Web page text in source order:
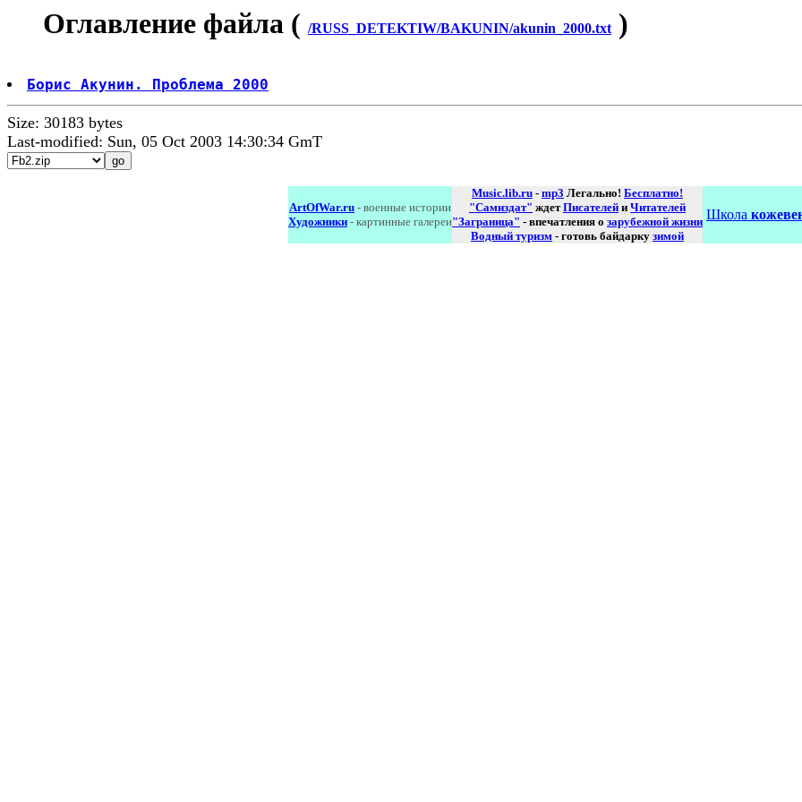
Оглавление файла ( /RUSS_DETEKTIW/BAKUNIN/akunin_2000.txt )
Борис Акунин. Проблема 2000
Size: 30183 bytes
Last-modified: Sun, 05 Oct 2003 14:30:34 GmT
ArtOfWar.ru - военные истории
Художники - картинные галереи
Music.lib.ru - mp3 Легально! Бесплатно!
"Самиздат" ждетПисателей и Читателей
"Заграница" - впечатления о зарубежной жизни
Водный туризм - готовь байдарку зимой
Школа